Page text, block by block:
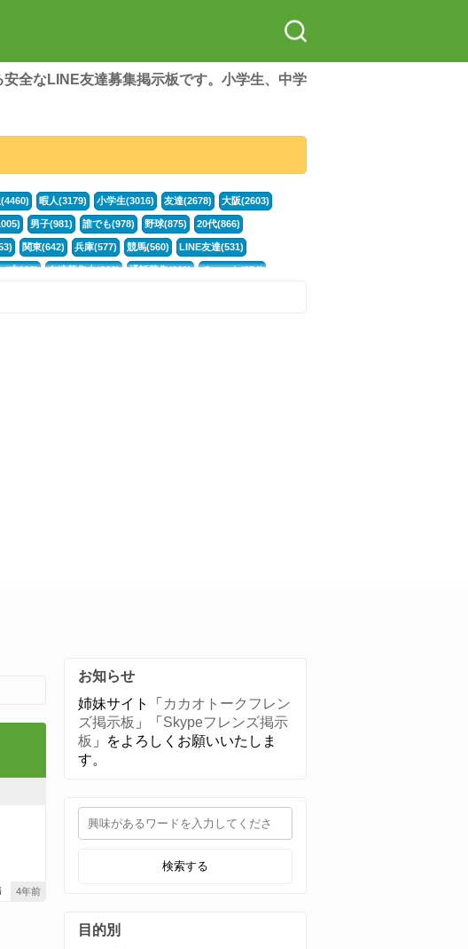
全なLINE友達募集掲示板です。小学生、中学
暇人(3179) 小学生(3016) 友達(2678) 大阪(2603)
男子(981) 誰でも(978) 野球(875) 20代(866)
関東(642) 兵庫(577) 競馬(560) LINE友達(531)
プ(388) 友達募集中(382) 通話募集(381) チャット(374)
4年前
お知らせ
姉妹サイト「 カカオトークフレン
ズ掲示板 」「 Skypeフレンズ掲示
板 」をよろしくお願いいたしま
す。
検索する
目的別